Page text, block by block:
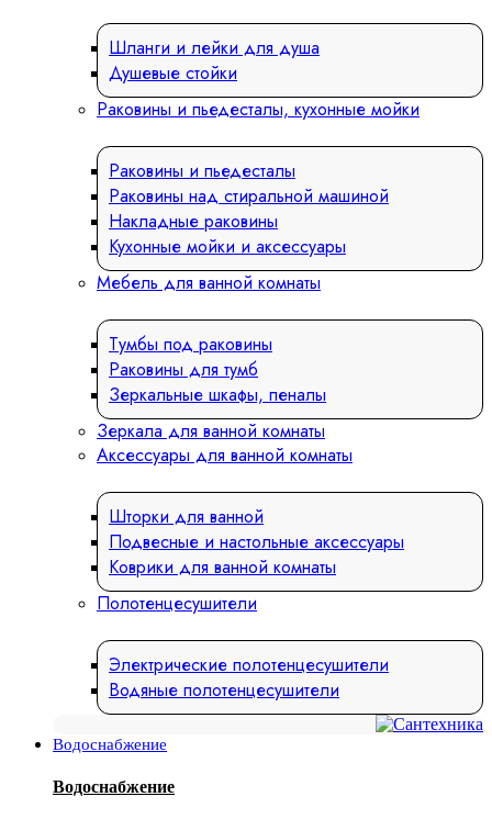
Шланги и лейки для душа
Душевые стойки
Раковины и пьедесталы, кухонные мойки
Раковины и пьедесталы
Раковины над стиральной машиной
Накладные раковины
Кухонные мойки и аксессуары
Мебель для ванной комнаты
Тумбы под раковины
Раковины для тумб
Зеркальные шкафы, пеналы
Зеркала для ванной комнаты
Аксессуары для ванной комнаты
Шторки для ванной
Подвесные и настольные аксессуары
Коврики для ванной комнаты
Полотенцесушители
Электрические полотенцесушители
Водяные полотенцесушители
Водоснабжение
Водоснабжение